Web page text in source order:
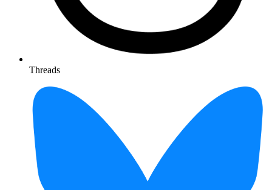
Threads